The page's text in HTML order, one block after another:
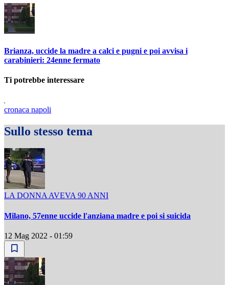
Brianza, uccide la madre a calci e pugni e poi avvisa i
carabinieri: 24enne fermato
Ti potrebbe interessare
cronaca napoli
Sullo stesso tema
LA DONNA AVEVA 90 ANNI
Milano, 57enne uccide l'anziana madre e poi si suicida
12 Mag 2022 - 01:59